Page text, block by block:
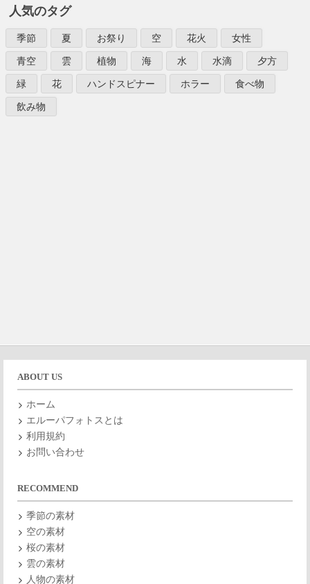
人気のタグ
季節 夏 お祭り 空 花火
女性
青空
雲 植物 海 水 水滴
夕方
緑
花 ハンドスピナー ホラー
食べ物
飲み物
ABOUT US
ホーム
エルーパフォトスとは
利用規約
お問い合わせ
RECOMMEND
季節の素材
空の素材
桜の素材
雲の素材
人物の素材